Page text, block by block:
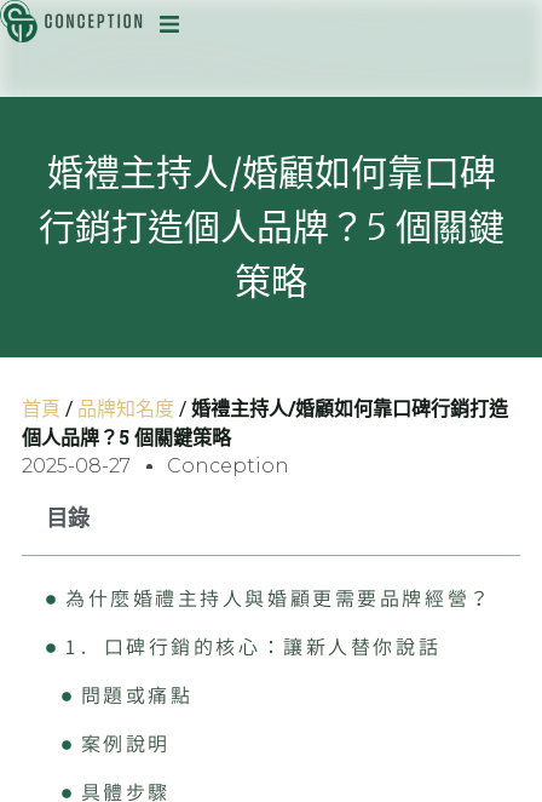
婚禮主持人/婚顧如何靠口碑
行銷打造個人品牌？5 個關鍵
策略
首頁 / 品牌知名度 /婚禮主持人/婚顧如何靠口碑行銷打造
個人品牌？5 個關鍵策略
2025-08-27 Conception
目錄
為什麼婚禮主持人與婚顧更需要品牌經營？
1. 口碑行銷的核心：讓新人替你說話
問題或痛點
案例說明
具體步驟